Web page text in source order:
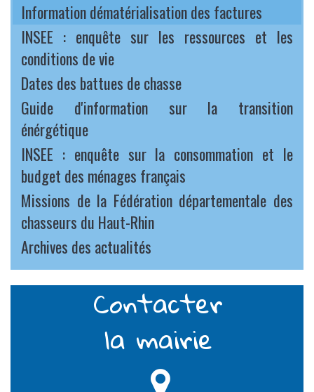
Information dématérialisation des factures
INSEE : enquête sur les ressources et les
conditions de vie
Dates des battues de chasse
Guide d'information sur la transition
énérgétique
INSEE : enquête sur la consommation et le
budget des ménages français
Missions de la Fédération départementale des
chasseurs du Haut-Rhin
Archives des actualités
Contacter
la mairie